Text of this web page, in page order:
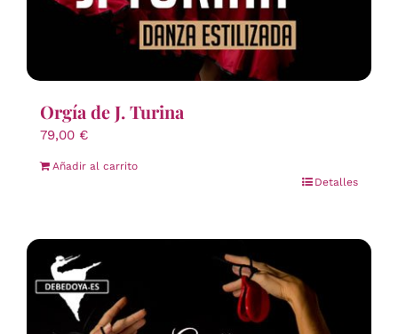
Orgía de J. Turina
79,00 €
Añadir al carrito
Detalles